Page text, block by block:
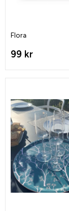
Flora
99 kr